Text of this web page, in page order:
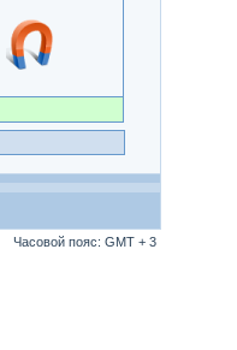
Часовой пояс: GMT + 3